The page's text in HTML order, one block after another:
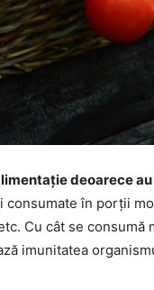
deoarece
consumate în porții
Cu cât se consumă
imunitatea